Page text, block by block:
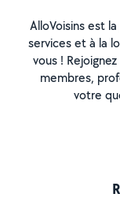
AlloVoisins est
services et à la
vous !
membres,
votre